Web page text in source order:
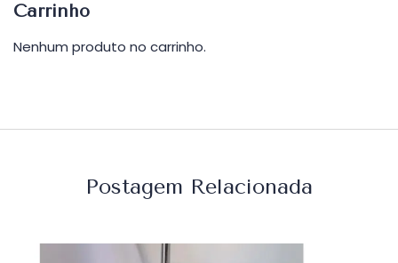
Carrinho
Nenhum produto no carrinho.
Postagem Relacionada